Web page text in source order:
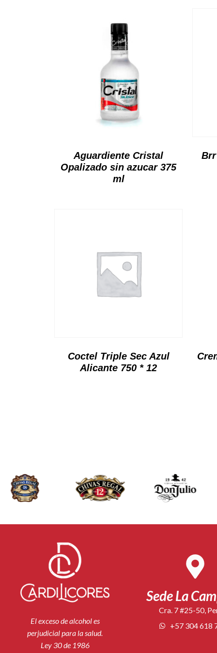
Aguardiente Cristal
Opalizado sin azucar 375
ml
Coctel Triple Sec Azul
Alicante 750 * 12
El exceso de alcohol es
perjudicial para la salud.
Ley 30 de 1986
Sede La
Cra. 7 #25-50,
+57 304 618